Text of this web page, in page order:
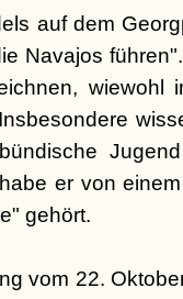
auf dem
Navajos
wiewohl
er von
gehört.
vom 22.